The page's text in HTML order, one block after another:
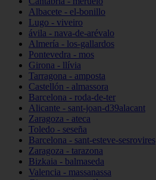
Albacete - el-bonillo
Lugo - viveiro
ávila - nava-de-arévalo
Almería - los-gallardos
Pontevedra - mos
Girona - llívia
Tarragona - amposta
Castellón - almassora
Barcelona - roda-de-ter
Alicante - sant-joan-d39alacant
Zaragoza - ateca
Toledo - seseña
Barcelona - sant-esteve-sesrovires
Zaragoza - tarazona
Bizkaia - balmaseda
Valencia - massanassa